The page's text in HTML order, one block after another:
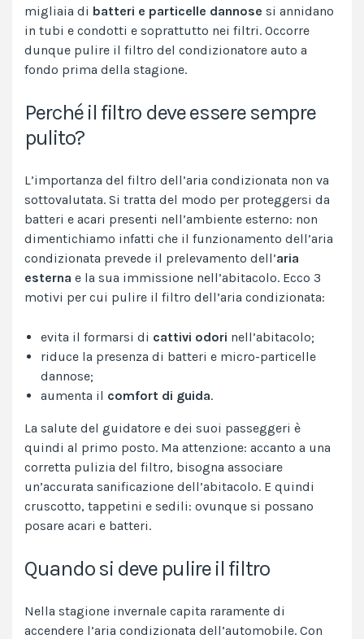
migliaia di batteri e particelle dannose si annidano
in tubi e condotti e soprattutto nei filtri. Occorre
dunque pulire il filtro del condizionatore auto a
fondo prima della stagione.
Perché il filtro deve essere sempre
pulito?
L’importanza del filtro dell’aria condizionata non va
sottovalutata. Si tratta del modo per proteggersi da
batteri e acari presenti nell’ambiente esterno: non
dimentichiamo infatti che il funzionamento dell’aria
condizionata prevede il prelevamento dell’aria
esterna e la sua immissione nell’abitacolo. Ecco 3
motivi per cui pulire il filtro dell’aria condizionata:
evita il formarsi di cattivi odori nell’abitacolo;
riduce la presenza di batteri e micro-particelle
dannose;
aumenta il comfort di guida.
La salute del guidatore e dei suoi passeggeri è
quindi al primo posto. Ma attenzione: accanto a una
corretta pulizia del filtro, bisogna associare
un’accurata sanificazione dell’abitacolo. E quindi
cruscotto, tappetini e sedili: ovunque si possano
posare acari e batteri.
Quando si deve pulire il filtro
Nella stagione invernale capita raramente di
accendere l’aria condizionata dell’automobile. Con